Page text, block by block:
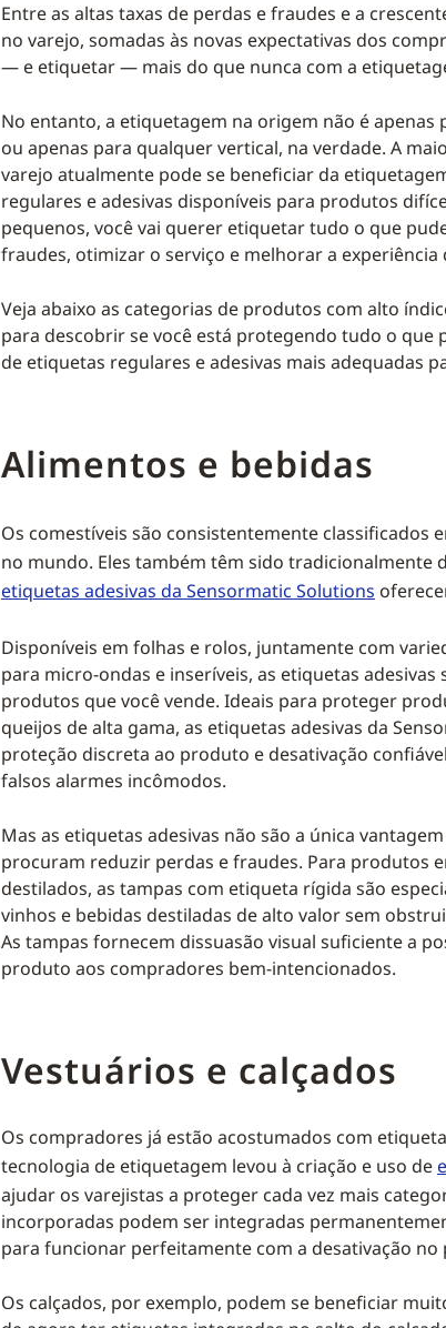
Entre as altas taxas de perdas e fraudes e a
no varejo, somadas às novas expectativas dos
— e etiquetar — mais do que nunca com a
No entanto, a etiquetagem na origem não é
ou apenas para qualquer vertical, na verdade. A
varejo atualmente pode se beneficiar da
regulares e adesivas disponíveis para produtos
pequenos, você vai querer etiquetar tudo o que
fraudes, otimizar o serviço e melhorar a experiência
Veja abaixo as categorias de produtos com alto
para descobrir se você está protegendo tudo o que
de etiquetas regulares e adesivas mais adequadas
Alimentos e bebidas
Os comestíveis são consistentemente classificados
no mundo. Eles também têm sido tradicionalmente
etiquetas adesivas da Sensormatic Solutions
Disponíveis em folhas e rolos, juntamente com
para micro-ondas e inseríveis, as etiquetas
produtos que você vende. Ideais para proteger
queijos de alta gama, as etiquetas adesivas da
proteção discreta ao produto e desativação
falsos alarmes incômodos.
Mas as etiquetas adesivas não são a única
procuram reduzir perdas e fraudes. Para produtos
destilados, as tampas com etiqueta rígida são
vinhos e bebidas destiladas de alto valor sem
As tampas fornecem dissuasão visual suficiente a
produto aos compradores bem-intencionados.
Vestuários e calçados
Os compradores já estão acostumados com
tecnologia de etiquetagem levou à criação e uso de
ajudar os varejistas a proteger cada vez mais
incorporadas podem ser integradas
para funcionar perfeitamente com a desativação no
Os calçados, por exemplo, podem se beneficiar